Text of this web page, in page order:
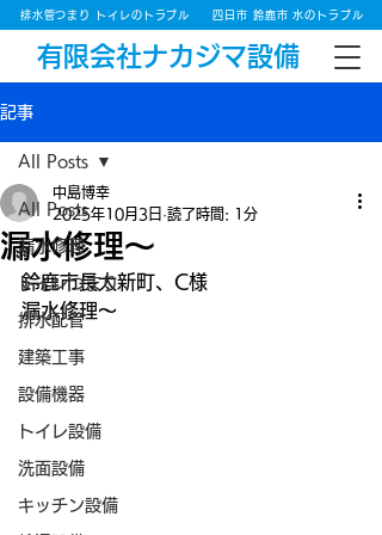
有限会社ナカジマ設備
排水管つまり トイレのトラブル 四日市 鈴鹿市 水のトラブル
記事
All Posts
漏水修理
トイレつまり
排水配管
建築工事
設備機器
トイレ設備
洗面設備
キッチン設備
All Posts
漏水修理～
中島博幸
2025年10月3日 読了時間: 1分
鈴鹿市長太新町、C様
漏水修理～